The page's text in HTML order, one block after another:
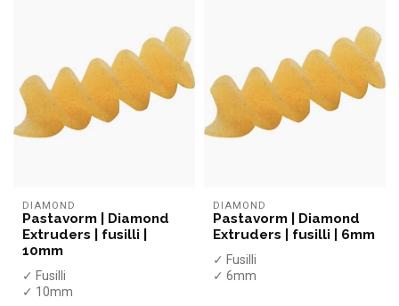
DIAMOND
Pastavorm | Diamond
Extruders | fusilli |
10mm
✓ Fusilli
✓ 10mm
DIAMOND
Pastavorm | Diamond
Extruders | fusilli | 6mm
✓ Fusilli
✓ 6mm